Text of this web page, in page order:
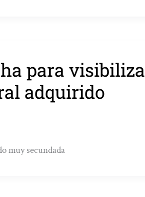
para
adquirido
muy secundada